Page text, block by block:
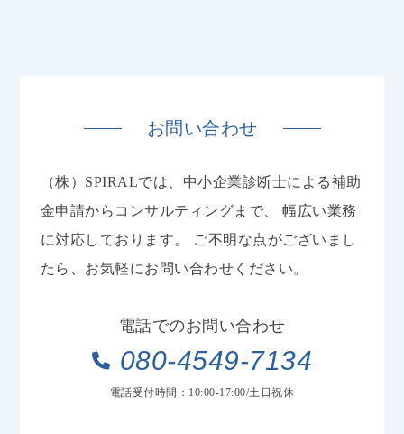
お問い合わせ
（株）SPIRALでは、中小企業診断士による補助
金申請からコンサルティングまで、
幅広い業務
に対応しております。
ご不明な点がございまし
たら、お気軽にお問い合わせください。
電話でのお問い合わせ
080-4549-7134
電話受付時間：10:00-17:00/土日祝休